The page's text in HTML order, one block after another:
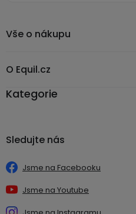
Vše o nákupu
O Equil.cz
Kategorie
Sledujte nás
Jsme na Facebooku
Jsme na Youtube